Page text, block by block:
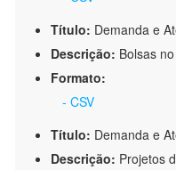
Título: Demanda e
Descrição: Bolsas
Formato:
- CSV
Título: Demanda e
Descrição: Projetos